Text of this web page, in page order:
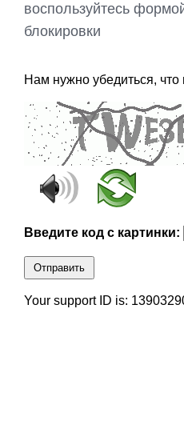
воспользуйтесь
блокировки
Нам нужно убедиться,
Введите код с картинки:
Отправить
Your support ID is: